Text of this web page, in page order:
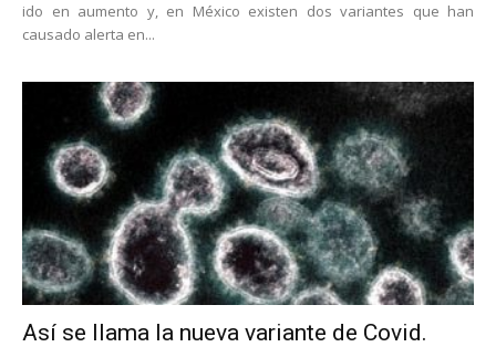
ido en aumento y, en México existen dos variantes que han
causado alerta en...
Así se llama la nueva variante de Covid.